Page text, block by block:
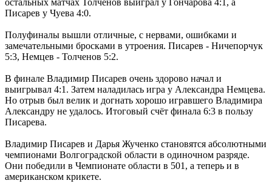
остальных матчах Толченов выиграл у Гончарова 4:1, а
Писарев у Чуева 4:0.
Полуфиналы вышли отличные, с нервами, ошибками и
замечательными бросками в утроения. Писарев - Ничепорчук
5:3, Немцев - Толченов 5:2.
В финале Владимир Писарев очень здорово начал и
выигрывал 4:1. Затем наладилась игра у Александра Немцева.
Но отрыв был велик и догнать хорошо игравшего Владимира
Александру не удалось. Итоговый счёт финала 6:3 в пользу
Писарева.
Владимир Писарев и Дарья Жученко становятся абсолютными
чемпионами Волгоградской области в одиночном разряде.
Они победили в Чемпионате области в 501, а теперь и в
американском крикете.